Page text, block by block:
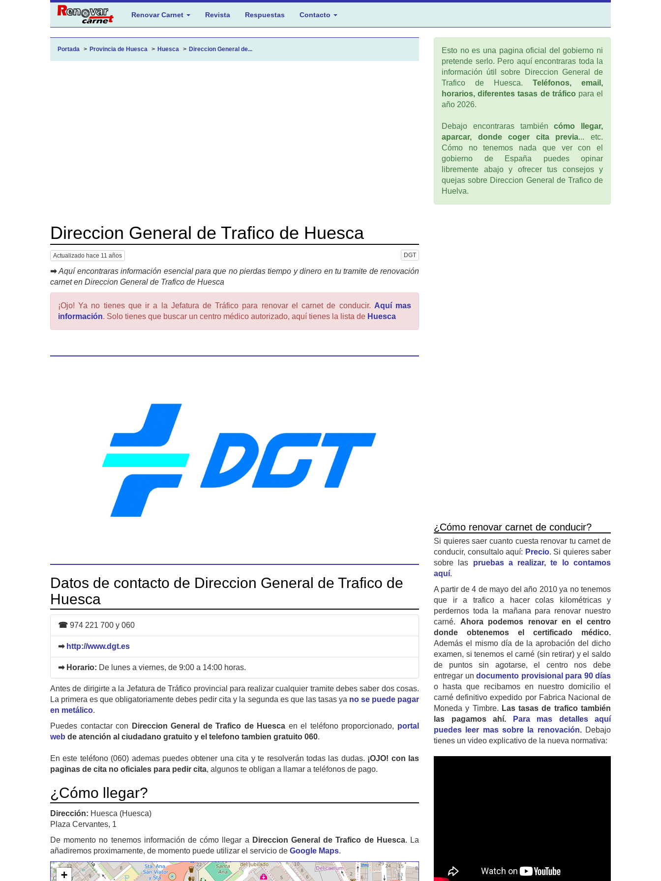
Renovar Carnet Revista Respuestas Contacto
Portada Provincia de Huesca Huesca Direccion General de...
Direccion General de Trafico de Huesca
Actualizado hace 11 años DGT
➡ Aquí encontraras información esencial para que no pierdas tiempo y dinero en tu tramite de renovación
carnet en Direccion General de Trafico de Huesca
¡Ojo! Ya no tienes que ir a la Jefatura de Tráfico para renovar el carnet de conducir. Aquí mas
información. Solo tienes que buscar un centro médico autorizado, aquí tienes la lista de Huesca
Datos de contacto de Direccion General de Trafico de
Huesca
☎ 974 221 700 y 060
➡ http://www.dgt.es
➡ Horario: De lunes a viernes, de 9:00 a 14:00 horas.
Antes de dirigirte a la Jefatura de Tráfico provincial para realizar cualquier tramite debes saber dos cosas.
La primera es que obligatoriamente debes pedir cita y la segunda es que las tasas ya no se puede pagar
en metálico.
Puedes contactar con
Direccion General de Trafico de Huesca en el teléfono proporcionado, portal
web de atención al ciudadano gratuito y el telefono tambien gratuito 060.
En este teléfono (060) ademas puedes obtener una cita y te resolverán todas las dudas. ¡OJO! con las
paginas de cita no oficiales para pedir cita, algunos te obligan a llamar a teléfonos de pago.
¿Cómo llegar?
Dirección: Huesca (Huesca)
Plaza Cervantes, 1
De momento no tenemos información de cómo llegar a Direccion General de Trafico de Huesca. La
añadiremos proximamente, de momento puede utilizar el servicio de Google Maps.
+
Esto no es una pagina oficial del gobierno ni
pretende serlo. Pero aquí encontraras toda la
información útil sobre Direccion General de
Trafico de Huesca. Teléfonos, email,
horarios, diferentes tasas de tráfico para el
año 2026.
Debajo encontraras tambiéncómo llegar,
aparcar, donde coger cita previa... etc.
Cómo no tenemos nada que ver con el
gobierno de España puedes opinar
libremente abajo y ofrecer tus consejos y
quejas sobre Direccion General de Trafico de
Huelva.
¿Cómo renovar carnet de conducir?
Si quieres saer cuanto cuesta renovar tu carnet de
conducir, consultalo aquí: Precio. Si quieres saber
sobre las pruebas a realizar, te lo contamos
aquí.
A partir de 4 de mayo del año 2010 ya no tenemos
que ir a trafico a hacer colas kilométricas y
perdernos toda la mañana para renovar nuestro
carné. Ahora podemos renovar en el centro
donde obtenemos el certificado médico.
Además el mismo día de la aprobación del dicho
examen, si tenemos el carné (sin retirar) y el saldo
de puntos sin agotarse, el centro nos debe
entregar un documento provisional para 90 días
o hasta que recibamos en nuestro domicilio el
carné definitivo expedido por Fabrica Nacional de
Moneda y Timbre. Las tasas de trafico también
las pagamos ahí.
Para mas detalles aquí
puedes leer mas sobre la renovación.Debajo
tienes un video explicativo de la nueva normativa: